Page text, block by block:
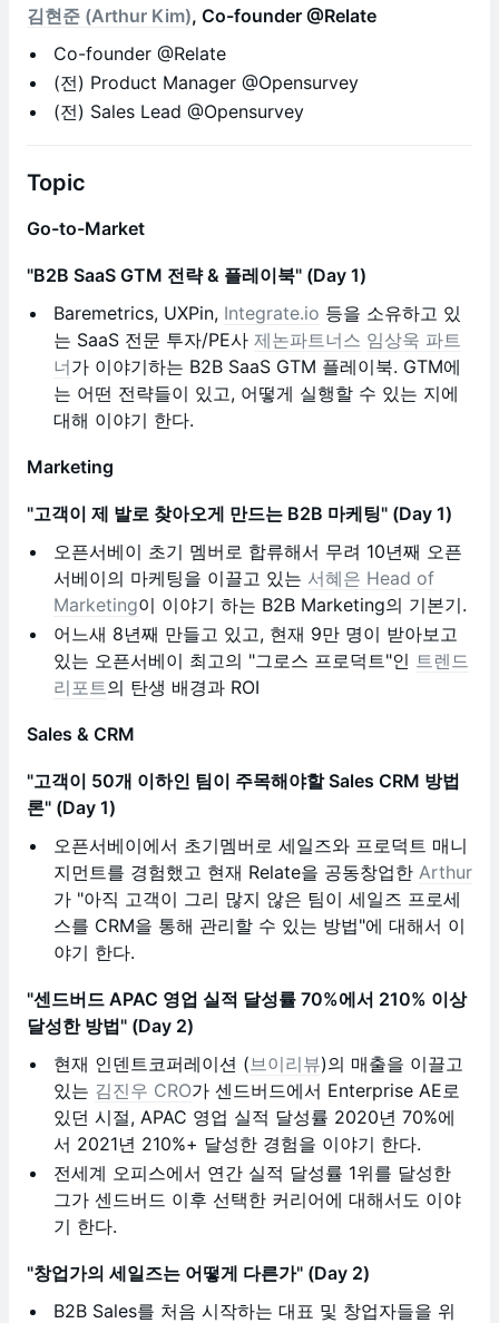
김현준 (Arthur Kim), Co-founder @Relate
Co-founder @Relate
(전) Product Manager @Opensurvey
(전) Sales Lead @Opensurvey
Topic
Go-to-Market
"B2B SaaS GTM 전략 & 플레이북" (Day 1)
Baremetrics, UXPin, Integrate.io 등을 소유하고 있
는 SaaS 전문 투자/PE사 제논파트너스 임상욱 파트
너가 이야기하는 B2B SaaS GTM 플레이북. GTM에
는 어떤 전략들이 있고, 어떻게 실행할 수 있는 지에
대해 이야기 한다.
Marketing
"고객이 제 발로 찾아오게 만드는 B2B 마케팅" (Day 1)
오픈서베이 초기 멤버로 합류해서 무려 10년째 오픈
서베이의 마케팅을 이끌고 있는 서혜은 Head of
Marketing이 이야기 하는 B2B Marketing의 기본기.
어느새 8년째 만들고 있고, 현재 9만 명이 받아보고
있는 오픈서베이 최고의 "그로스 프로덕트"인 트렌드
리포트의 탄생 배경과 ROI
Sales & CRM
"고객이 50개 이하인 팀이 주목해야할 Sales CRM 방법
론" (Day 1)
오픈서베이에서 초기멤버로 세일즈와 프로덕트 매니
지먼트를 경험했고 현재 Relate을 공동창업한 Arthur
가 "아직 고객이 그리 많지 않은 팀이 세일즈 프로세
스를 CRM을 통해 관리할 수 있는 방법"에 대해서 이
야기 한다.
"센드버드 APAC 영업 실적 달성률 70%에서 210% 이상
달성한 방법" (Day 2)
현재 인덴트코퍼레이션 (브이리뷰)의 매출을 이끌고
있는 김진우 CRO가 센드버드에서 Enterprise AE로
있던 시절, APAC 영업 실적 달성률 2020년 70%에
서 2021년 210%+ 달성한 경험을 이야기 한다.
전세계 오피스에서 연간 실적 달성률 1위를 달성한
그가 센드버드 이후 선택한 커리어에 대해서도 이야
기 한다.
"창업가의 세일즈는 어떻게 다른가" (Day 2)
B2B Sales를 처음 시작하는 대표 및 창업자들을 위